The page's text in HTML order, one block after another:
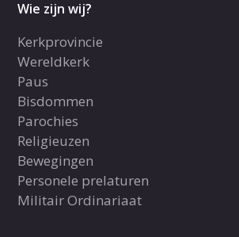
Wie zijn wij?
Kerkprovincie
Wereldkerk
Paus
Bisdommen
Parochies
Religieuzen
Bewegingen
Personele prelaturen
Militair Ordinariaat